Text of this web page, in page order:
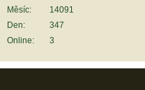
Online: 3
Měsíc:
14091
Den:
347